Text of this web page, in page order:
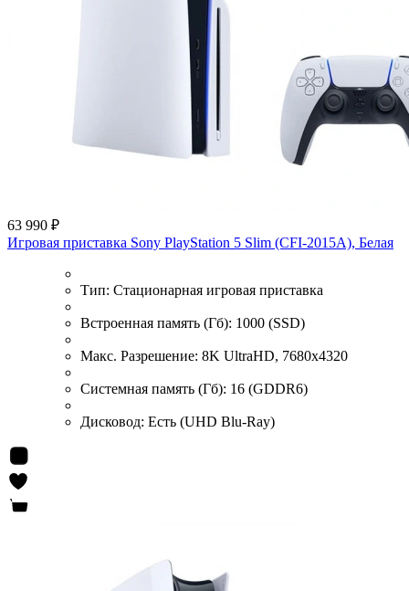
63 990 ₽
Игровая приставка Sony PlayStation 5 Slim (CFI-2015A), Белая
Тип: Стационарная игровая приставка
Встроенная память (Гб): 1000 (SSD)
Макс. Разрешение: 8K UltraHD, 7680x4320
Системная память (Гб): 16 (GDDR6)
Дисковод: Есть (UHD Blu-Ray)